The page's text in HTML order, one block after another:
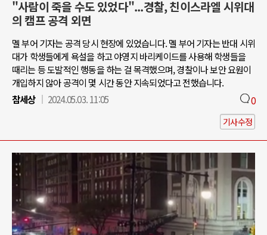
"사람이 죽을 수도 있었다"...경찰, 친이스라엘 시위대
의 캠프 공격 외면
멜 부어 기자는 공격 당시 현장에 있었습니다. 멜 부어 기자는 반대 시위
대가 학생들에게 욕설을 하고 야영지 바리케이드를 사용해 학생들을
때리는 등 도발적인 행동을 하는 걸 목격했으며, 경찰이나 보안 요원이
개입하지 않아 공격이 몇 시간 동안 지속되었다고 전했습니다.
참세상
2024.05.03. 11:05 0
기사수정